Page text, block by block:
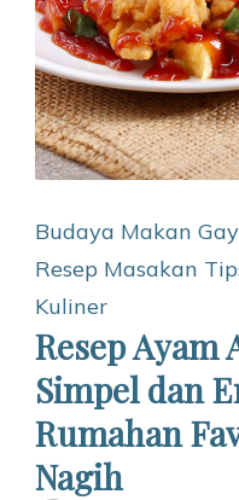
Budaya Makan
Resep Masakan
Kuliner
Resep Ayam
Simpel dan
Rumahan
Nagih